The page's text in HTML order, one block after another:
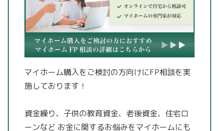
マイホーム購入をご検討の方向けにFP相談を実
施しております！
資金繰り、子供の教育資金、老後資金、住宅ロ
ーンなど お金に関するお悩みをマイホームにも